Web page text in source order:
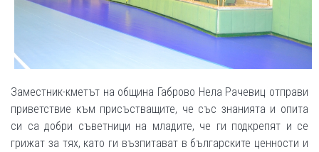
Заместник-кметът на община Габрово Нела Рачевиц отправи
приветствие към присъстващите, че със знанията и опита
си са добри съветници на младите, че ги подкрепят и се
грижат за тях, като ги възпитават в българските ценности и